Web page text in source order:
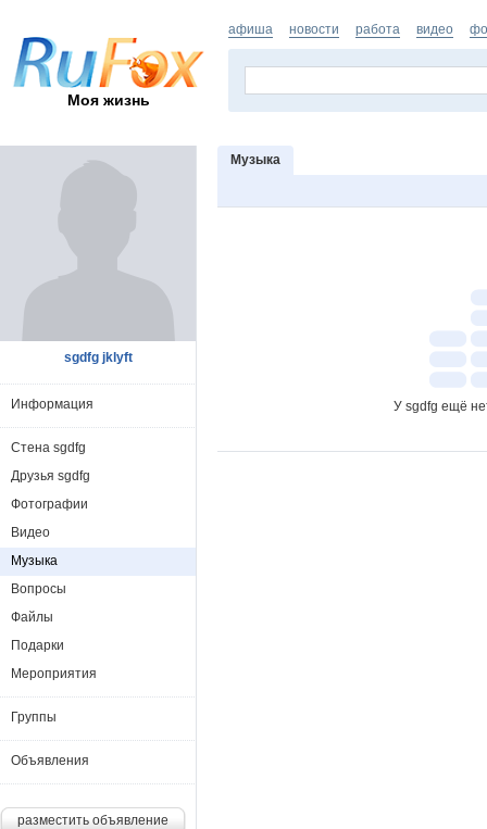
Моя жизнь
афиша новости работа видео
Музыка
У sgdfg ещё
sgdfg jklyft
Информация
Стена sgdfg
Друзья sgdfg
Фотографии
Видео
Музыка
Вопросы
Файлы
Подарки
Мероприятия
Группы
Объявления
разместить объявление